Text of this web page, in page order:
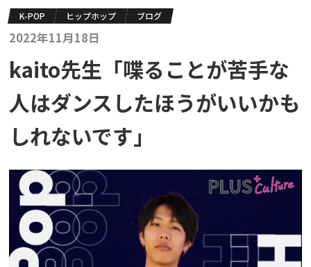
K-POP ヒップホップ ブログ
2022年11月18日
kaito先生「喋ることが苦手な
人はダンスしたほうがいいかも
しれないです」